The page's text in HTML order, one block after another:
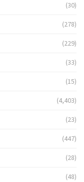
(30)
(278)
(229)
(33)
(15)
(4,403)
(23)
(447)
(28)
(48)